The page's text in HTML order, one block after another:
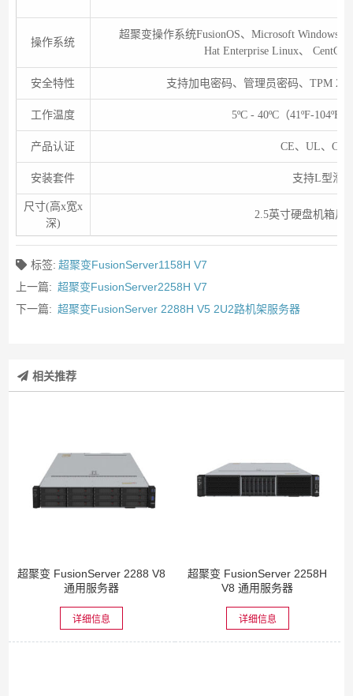
操作系统
超聚变操作系统FusionOS、Microsoft Windows
Hat Enterprise Linux、 CentOS
安全特性 支持加电密码、管理员密码、TPM
工作温度 5ºC - 40ºC（41ºF-
产品认证 CE、UL、
安装套件 支持L型滑
尺寸(高x宽x
深)
2.5英寸硬盘机箱尺
标签: 超聚变FusionServer1158H V7
上一篇: 超聚变FusionServer2258H V7
下一篇: 超聚变FusionServer 2288H V5 2U2路机架服务器
相关推荐
超聚变 FusionServer 2288 V8
通用服务器
详细信息
超聚变 FusionServer 2258H
V8 通用服务器
详细信息